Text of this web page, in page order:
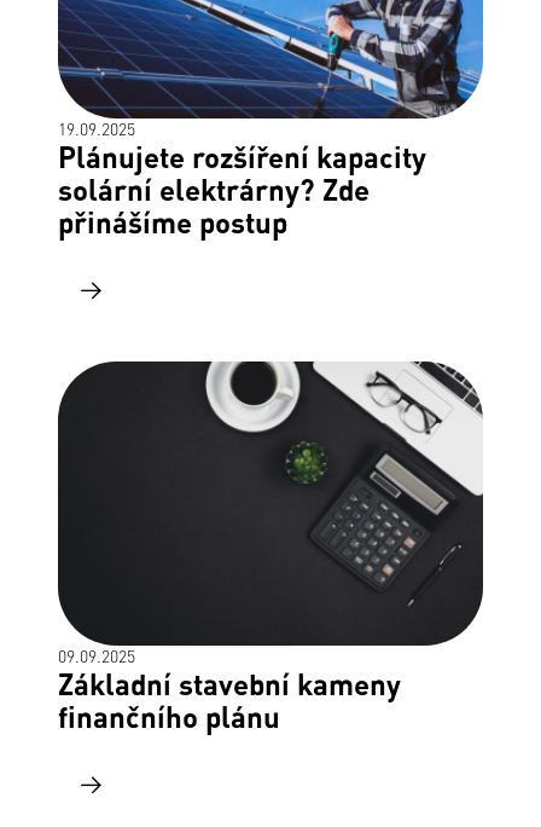
19.09.2025
Plánujete rozšíření kapacity
solární elektrárny? Zde
přinášíme postup
09.09.2025
Základní stavební kameny
finančního plánu